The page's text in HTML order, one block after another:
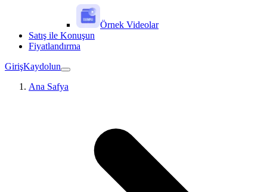
Örnek Videolar
Satış ile Konuşun
Fiyatlandırma
GirişKaydolun
Ana Safya